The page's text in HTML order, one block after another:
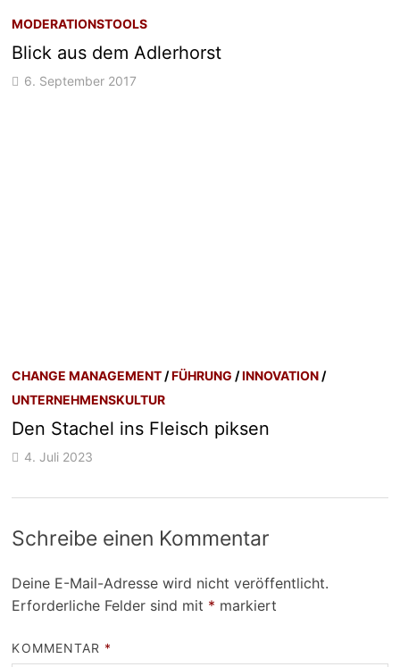
MODERATIONSTOOLS
Blick aus dem Adlerhorst
6. September 2017
CHANGE MANAGEMENT/FÜHRUNG /INNOVATION/
UNTERNEHMENSKULTUR
Den Stachel ins Fleisch piksen
4. Juli 2023
Schreibe einen Kommentar
Deine E-Mail-Adresse wird nicht veröffentlicht.
Erforderliche Felder sind mit * markiert
KOMMENTAR *